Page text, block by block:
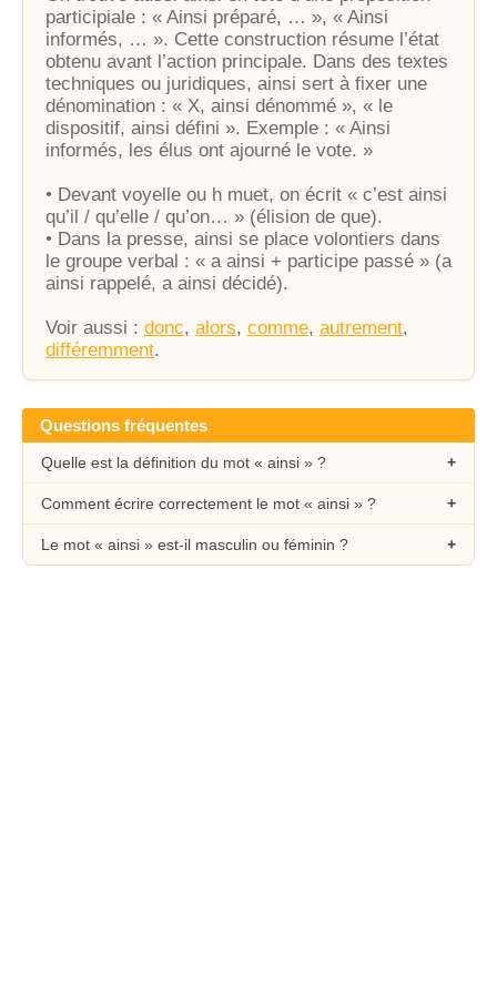
participiale : « Ainsi préparé, … », « Ainsi
informés, … ». Cette construction résume l’état
obtenu avant l’action principale. Dans des textes
techniques ou juridiques, ainsi sert à fixer une
dénomination : « X, ainsi dénommé », « le
dispositif, ainsi défini ». Exemple : « Ainsi
informés, les élus ont ajourné le vote. »
• Devant voyelle ou h muet, on écrit « c’est ainsi
qu’il / qu’elle / qu’on… » (élision de que).
• Dans la presse, ainsi se place volontiers dans
le groupe verbal : « a ainsi + participe passé » (a
ainsi rappelé, a ainsi décidé).
Voir aussi : donc, alors, comme, autrement,
différemment.
Questions fréquentes
Quelle est la définition du mot « ainsi » ?
Comment écrire correctement le mot « ainsi » ?
Le mot « ainsi » est-il masculin ou féminin ?